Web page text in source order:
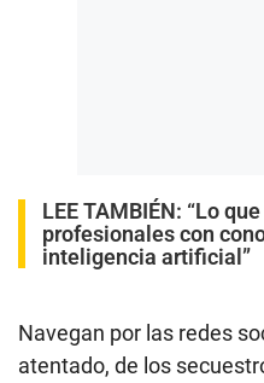
LEE TAMBIÉN: “Lo
profesionales con
inteligencia artificial”
Navegan por las redes
atentado, de los